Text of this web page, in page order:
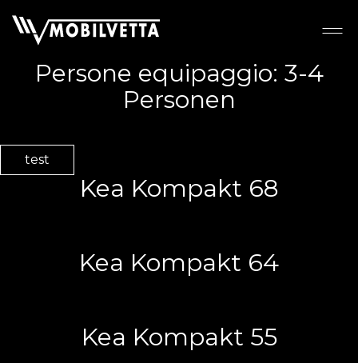
Persone equipaggio: 3-4
Personen
test
Kea Kompakt 68
Kea Kompakt 64
Kea Kompakt 55